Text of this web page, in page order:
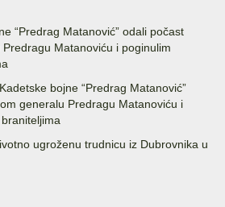
“Predrag Matanović” odali počast
Matanoviću i poginulim
bojne “Predrag Matanović”
generalu Predragu Matanoviću i
ugroženu trudnicu iz Dubrovnika u